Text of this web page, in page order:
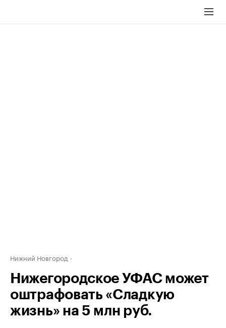
Нижний Новгород
Нижегородское УФАС может
оштрафовать «Сладкую
жизнь» на 5 млн руб.